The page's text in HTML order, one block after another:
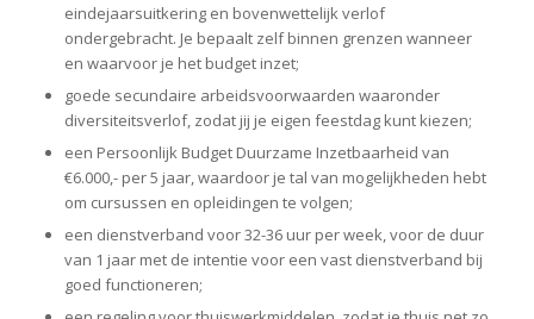
eindejaarsuitkering en bovenwettelijk verlof
ondergebracht. Je bepaalt zelf binnen grenzen wanneer
en waarvoor je het budget inzet;
goede secundaire arbeidsvoorwaarden waaronder
diversiteitsverlof, zodat jij je eigen feestdag kunt kiezen;
een Persoonlijk Budget Duurzame Inzetbaarheid van
€6.000,- per 5 jaar, waardoor je tal van mogelijkheden hebt
om cursussen en opleidingen te volgen;
een dienstverband voor 32-36 uur per week, voor de duur
van 1 jaar met de intentie voor een vast dienstverband bij
goed functioneren;